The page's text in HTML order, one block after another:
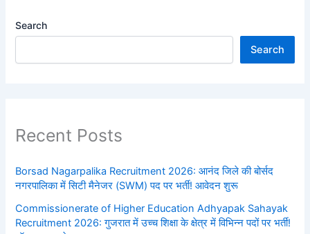
Search
Search
Recent Posts
Borsad Nagarpalika Recruitment 2026: आनंद जिले की बोर्सद
नगरपालिका में सिटी मैनेजर (SWM) पद पर भर्ती! आवेदन शुरू
Commissionerate of Higher Education Adhyapak Sahayak
Recruitment 2026: गुजरात में उच्च शिक्षा के क्षेत्र में विभिन्न पदों पर भर्ती!